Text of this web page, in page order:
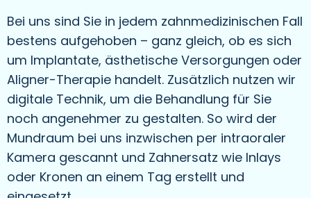
Bei uns sind Sie in jedem zahnmedizinischen Fall
bestens aufgehoben – ganz gleich, ob es sich
um Implantate, ästhetische Versorgungen oder
Aligner-Therapie handelt. Zusätzlich nutzen wir
digitale Technik, um die Behandlung für Sie
noch angenehmer zu gestalten. So wird der
Mundraum bei uns inzwischen per intraoraler
Kamera gescannt und Zahnersatz wie Inlays
oder Kronen an einem Tag erstellt und